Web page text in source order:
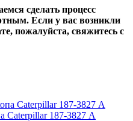
сделать процесс
Если у вас возникли
пожалуйста, свяжитесь с
Caterpillar 187-3827 А